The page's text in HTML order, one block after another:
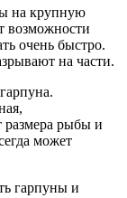
на крупную
возможности
очень быстро.
на части.
размера рыбы и
может
гарпуны и